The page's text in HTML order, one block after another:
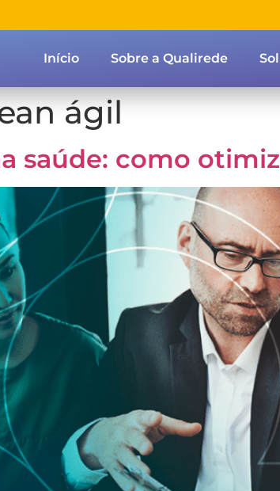
Início Sobre a Qualirede
ágil
saúde: como